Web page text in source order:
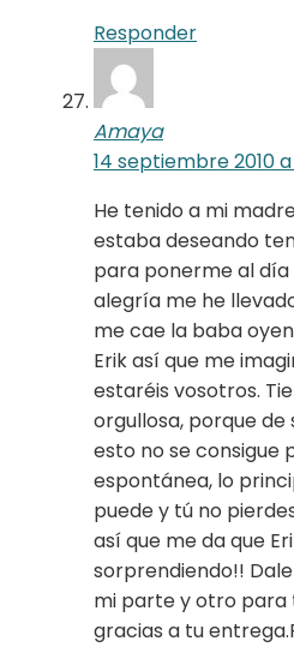
Responder
Amaya
14 septiembre 2010 a
He tenido a mi
estaba deseando
para ponerme al día
alegría me he
me cae la baba
Erik así que me
estaréis vosotros.
orgullosa, porque de
esto no se consigue
espontánea, lo
puede y tú no
así que me da que
sorprendiendo!!
mi parte y otro para
gracias a tu